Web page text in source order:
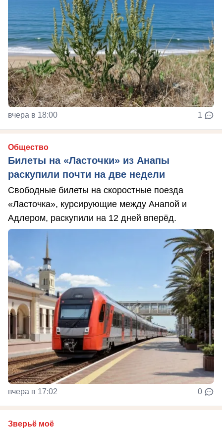
вчера в 18:00 1
Общество
Билеты на «Ласточки» из Анапы
раскупили почти на две недели
Свободные билеты на скоростные поезда
«Ласточка», курсирующие между Анапой и
Адлером, раскупили на 12 дней вперёд.
вчера в 17:02 0
Зверьё моё